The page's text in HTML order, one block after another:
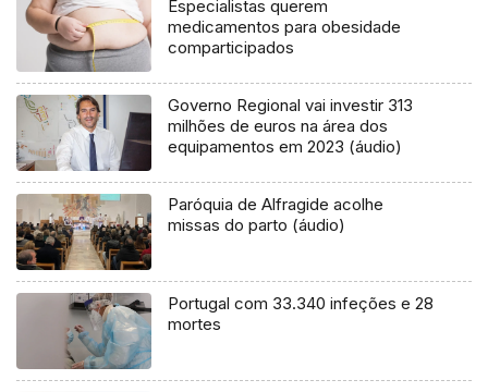
Especialistas querem
medicamentos para obesidade
comparticipados
Governo Regional vai investir 313
milhões de euros na área dos
equipamentos em 2023 (áudio)
Paróquia de Alfragide acolhe
missas do parto (áudio)
Portugal com 33.340 infeções e 28
mortes